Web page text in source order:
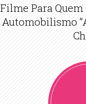
Filme Para
Automobilismo